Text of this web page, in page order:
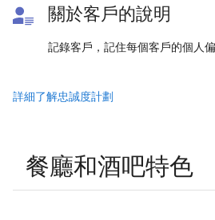
關於客戶的說明
記錄客戶，記住每個客戶的個人
詳細了解忠誠度計劃
餐廳和酒吧特色